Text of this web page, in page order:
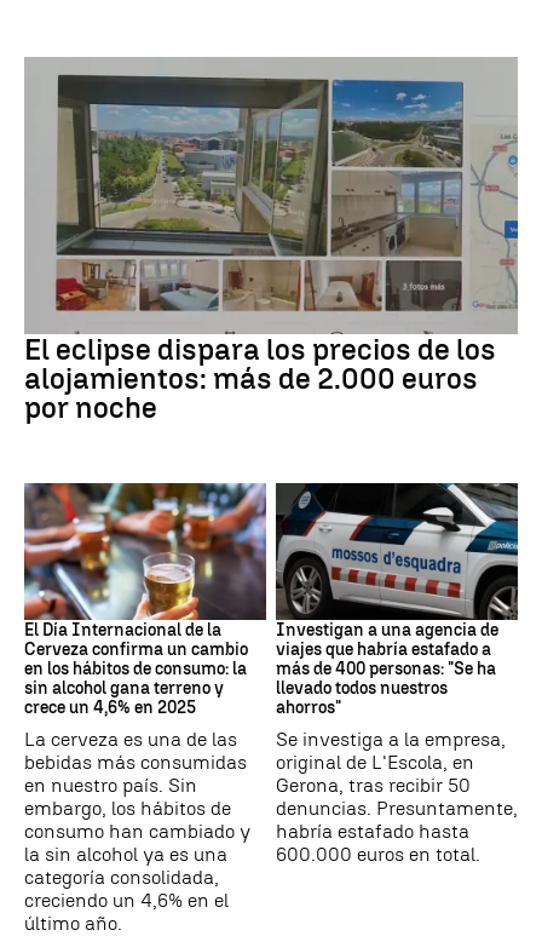
Eclipse solar
El eclipse dispara los precios de los
alojamientos: más de 2.000 euros
por noche
Día Internacional Cerveza
El Día Internacional de la
Cerveza confirma un cambio
en los hábitos de consumo: la
sin alcohol gana terreno y
crece un 4,6% en 2025
La cerveza es una de las
bebidas más consumidas
en nuestro país. Sin
embargo, los hábitos de
consumo han cambiado y
la sin alcohol ya es una
categoría consolidada,
creciendo un 4,6% en el
último año.
Estafa
Investigan a una agencia de
viajes que habría estafado a
más de 400 personas: "Se ha
llevado todos nuestros
ahorros"
Se investiga a la empresa,
original de L'Escola, en
Gerona, tras recibir 50
denuncias. Presuntamente,
habría estafado hasta
600.000 euros en total.